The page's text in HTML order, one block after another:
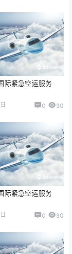
际紧急空运服务
0 30
际紧急空运服务
0 30